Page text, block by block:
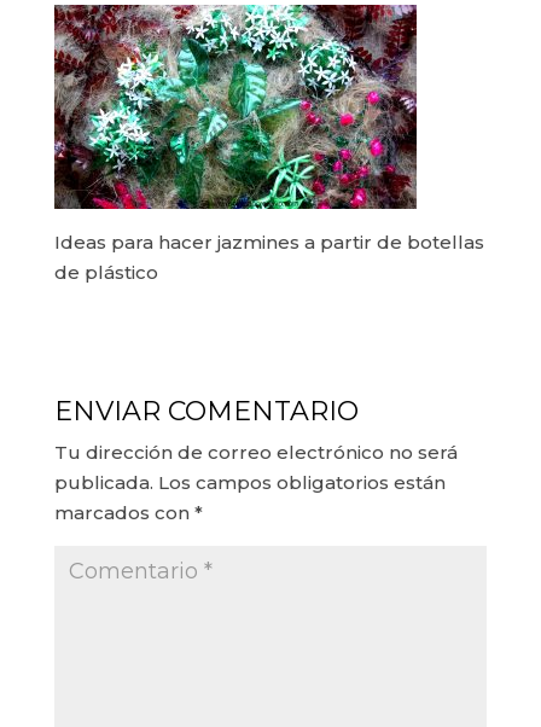
Ideas para hacer jazmines a partir de botellas
de plástico
ENVIAR COMENTARIO
Tu dirección de correo electrónico no será
publicada. Los campos obligatorios están
marcados con *